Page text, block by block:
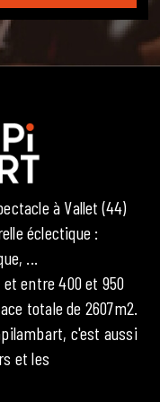
à Vallet (44)
éclectique :
...
et entre 400 et 950
totale de 2607m2.
c'est aussi
et les